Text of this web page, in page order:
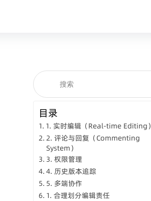
目录
1. 实时编辑（Real-time Editing）
2. 评论与回复（Commenting
System）
3. 权限管理
4. 历史版本追踪
5. 多端协作
1. 合理划分编辑责任